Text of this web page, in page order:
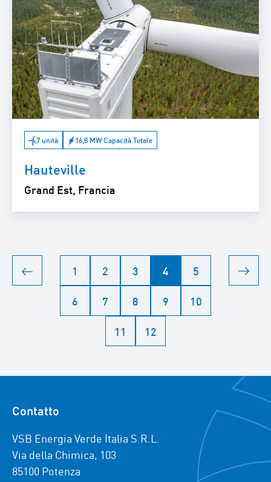
7 unità 16,8 MW Capacità Totale
Hauteville
Grand Est, Francia
1 2 3 4
5
6
7 8 9
10
11
12
Contatto
VSB Energia Verde Italia S.R.L.
Via della Chimica, 103
85100 Potenza